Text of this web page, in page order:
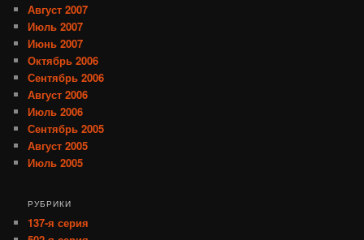
Август 2007
Июль 2007
Июнь 2007
Октябрь 2006
Сентябрь 2006
Август 2006
Июль 2006
Сентябрь 2005
Август 2005
Июль 2005
РУБРИКИ
137-я серия